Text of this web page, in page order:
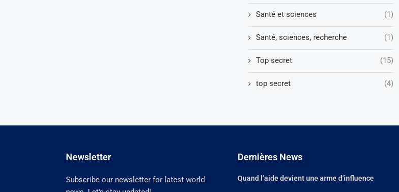
Santé et sciences (1)
Santé, sciences, recherche (1)
Top secret (15)
top secret (4)
Newsletter
Subscribe our newsletter for latest world
Dernières News
Quand l’aide devient une arme d’influence